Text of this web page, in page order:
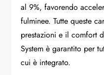
al 9%, favorendo
fulminee. Tutte queste
prestazioni e il comfort
System è garantito per
cui è integrato.